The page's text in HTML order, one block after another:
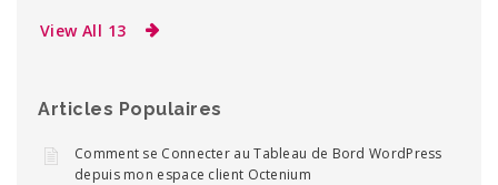
View All 13
Articles Populaires
Comment se Connecter au Tableau de Bord WordPress
depuis mon espace client Octenium